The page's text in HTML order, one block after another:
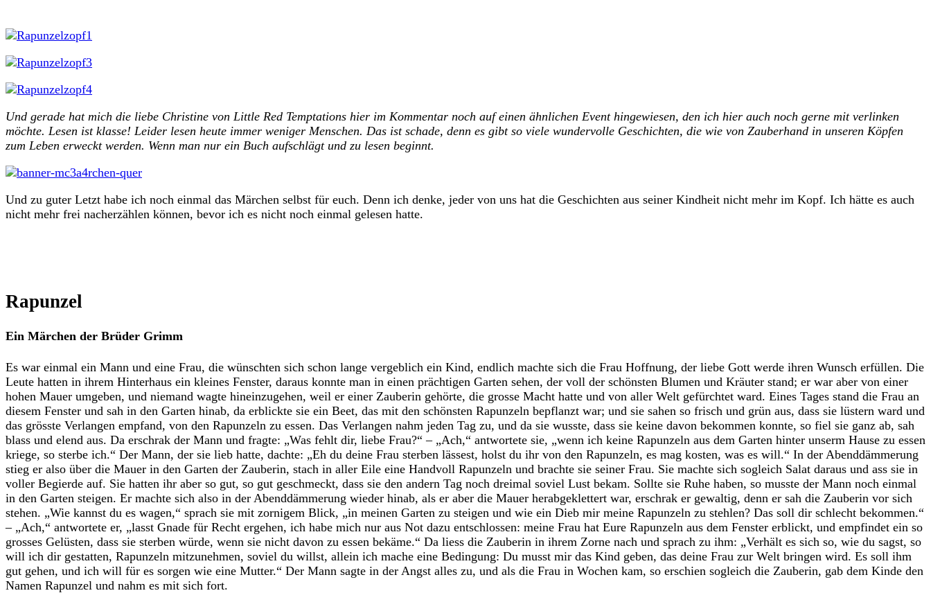
Und gerade hat mich die liebe Christine von Little Red Temptations hier im Kommentar noch auf einen ähnlichen Event hingewiesen, den ich hier auch noch gerne mit verlinken
möchte. Lesen ist klasse! Leider lesen heute immer weniger Menschen. Das ist schade, denn es gibt so viele wundervolle Geschichten, die wie von Zauberhand in unseren Köpfen
zum Leben erweckt werden. Wenn man nur ein Buch aufschlägt und zu lesen beginnt.
Und zu guter Letzt habe ich noch einmal das Märchen selbst für euch. Denn ich denke, jeder von uns hat die Geschichten aus seiner Kindheit nicht mehr im Kopf. Ich hätte es auch
nicht mehr frei nacherzählen können, bevor ich es nicht noch einmal gelesen hatte.
Rapunzel
Ein Märchen der Brüder Grimm
Es war einmal ein Mann und eine Frau, die wünschten sich schon lange vergeblich ein Kind, endlich machte sich die Frau Hoffnung, der liebe Gott werde ihren Wunsch erfüllen. Die
Leute hatten in ihrem Hinterhaus ein kleines Fenster, daraus konnte man in einen prächtigen Garten sehen, der voll der schönsten Blumen und Kräuter stand; er war aber von einer
hohen Mauer umgeben, und niemand wagte hineinzugehen, weil er einer Zauberin gehörte, die grosse Macht hatte und von aller Welt gefürchtet ward. Eines Tages stand die Frau an
diesem Fenster und sah in den Garten hinab, da erblickte sie ein Beet, das mit den schönsten Rapunzeln bepflanzt war; und sie sahen so frisch und grün aus, dass sie lüstern ward und
das grösste Verlangen empfand, von den Rapunzeln zu essen. Das Verlangen nahm jeden Tag zu, und da sie wusste, dass sie keine davon bekommen konnte, so fiel sie ganz ab, sah
blass und elend aus. Da erschrak der Mann und fragte: „Was fehlt dir, liebe Frau?“ – „Ach,“ antwortete sie, „wenn ich keine Rapunzeln aus dem Garten hinter unserm Hause zu essen
kriege, so sterbe ich.“ Der Mann, der sie lieb hatte, dachte: „Eh du deine Frau sterben lässest, holst du ihr von den Rapunzeln, es mag kosten, was es will.“ In der Abenddämmerung
stieg er also über die Mauer in den Garten der Zauberin, stach in aller Eile eine Handvoll Rapunzeln und brachte sie seiner Frau. Sie machte sich sogleich Salat daraus und ass sie in
voller Begierde auf. Sie hatten ihr aber so gut, so gut geschmeckt, dass sie den andern Tag noch dreimal soviel Lust bekam. Sollte sie Ruhe haben, so musste der Mann noch einmal
in den Garten steigen. Er machte sich also in der Abenddämmerung wieder hinab, als er aber die Mauer herabgeklettert war, erschrak er gewaltig, denn er sah die Zauberin vor sich
stehen. „Wie kannst du es wagen,“ sprach sie mit zornigem Blick, „in meinen Garten zu steigen und wie ein Dieb mir meine Rapunzeln zu stehlen? Das soll dir schlecht bekommen.“
– „Ach,“ antwortete er, „lasst Gnade für Recht ergehen, ich habe mich nur aus Not dazu entschlossen: meine Frau hat Eure Rapunzeln aus dem Fenster erblickt, und empfindet ein so
grosses Gelüsten, dass sie sterben würde, wenn sie nicht davon zu essen bekäme.“ Da liess die Zauberin in ihrem Zorne nach und sprach zu ihm: „Verhält es sich so, wie du sagst, so
will ich dir gestatten, Rapunzeln mitzunehmen, soviel du willst, allein ich mache eine Bedingung: Du musst mir das Kind geben, das deine Frau zur Welt bringen wird. Es soll ihm
gut gehen, und ich will für es sorgen wie eine Mutter.“ Der Mann sagte in der Angst alles zu, und als die Frau in Wochen kam, so erschien sogleich die Zauberin, gab dem Kinde den
Namen Rapunzel und nahm es mit sich fort.